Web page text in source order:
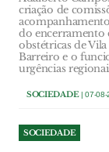
criação de
do encerramento
obstétricas de
Barreiro e o
urgências
SOCIEDADE| 07-08-
SOCIEDADE